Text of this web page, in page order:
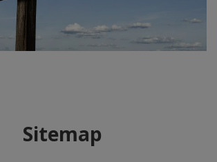
Sitemap